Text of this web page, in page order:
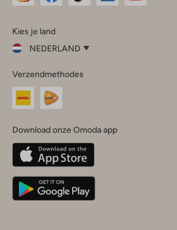
InstagramFacebook
Kies je land
NEDERLAND
je
land
Nederland
Belgique(Français)
Deutschland
Verzendmethodes
Download onze Omoda app